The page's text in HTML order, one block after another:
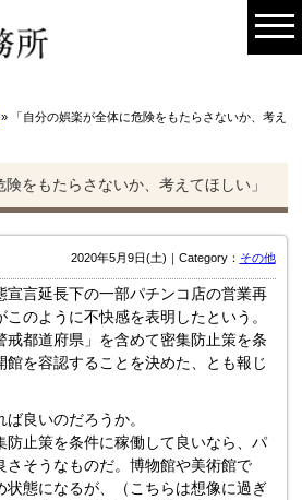
» 「自分の娯楽が全体に危険をもたらさないか、考え
険をもたらさないか、考えてほしい」
2020年5月9日(土)｜Category： その他
宣言延長下の一部パチンコ店の営業再
のように不快感を表明したという。
戒都道府県」を含めて密集防止策を条
館を容認することを決めた、とも報じ
良いのだろうか。
防止策を条件に稼働して良いなら、パ
さそうなものだ。博物館や美術館で
状態になるが、（こちらは想像に過ぎ